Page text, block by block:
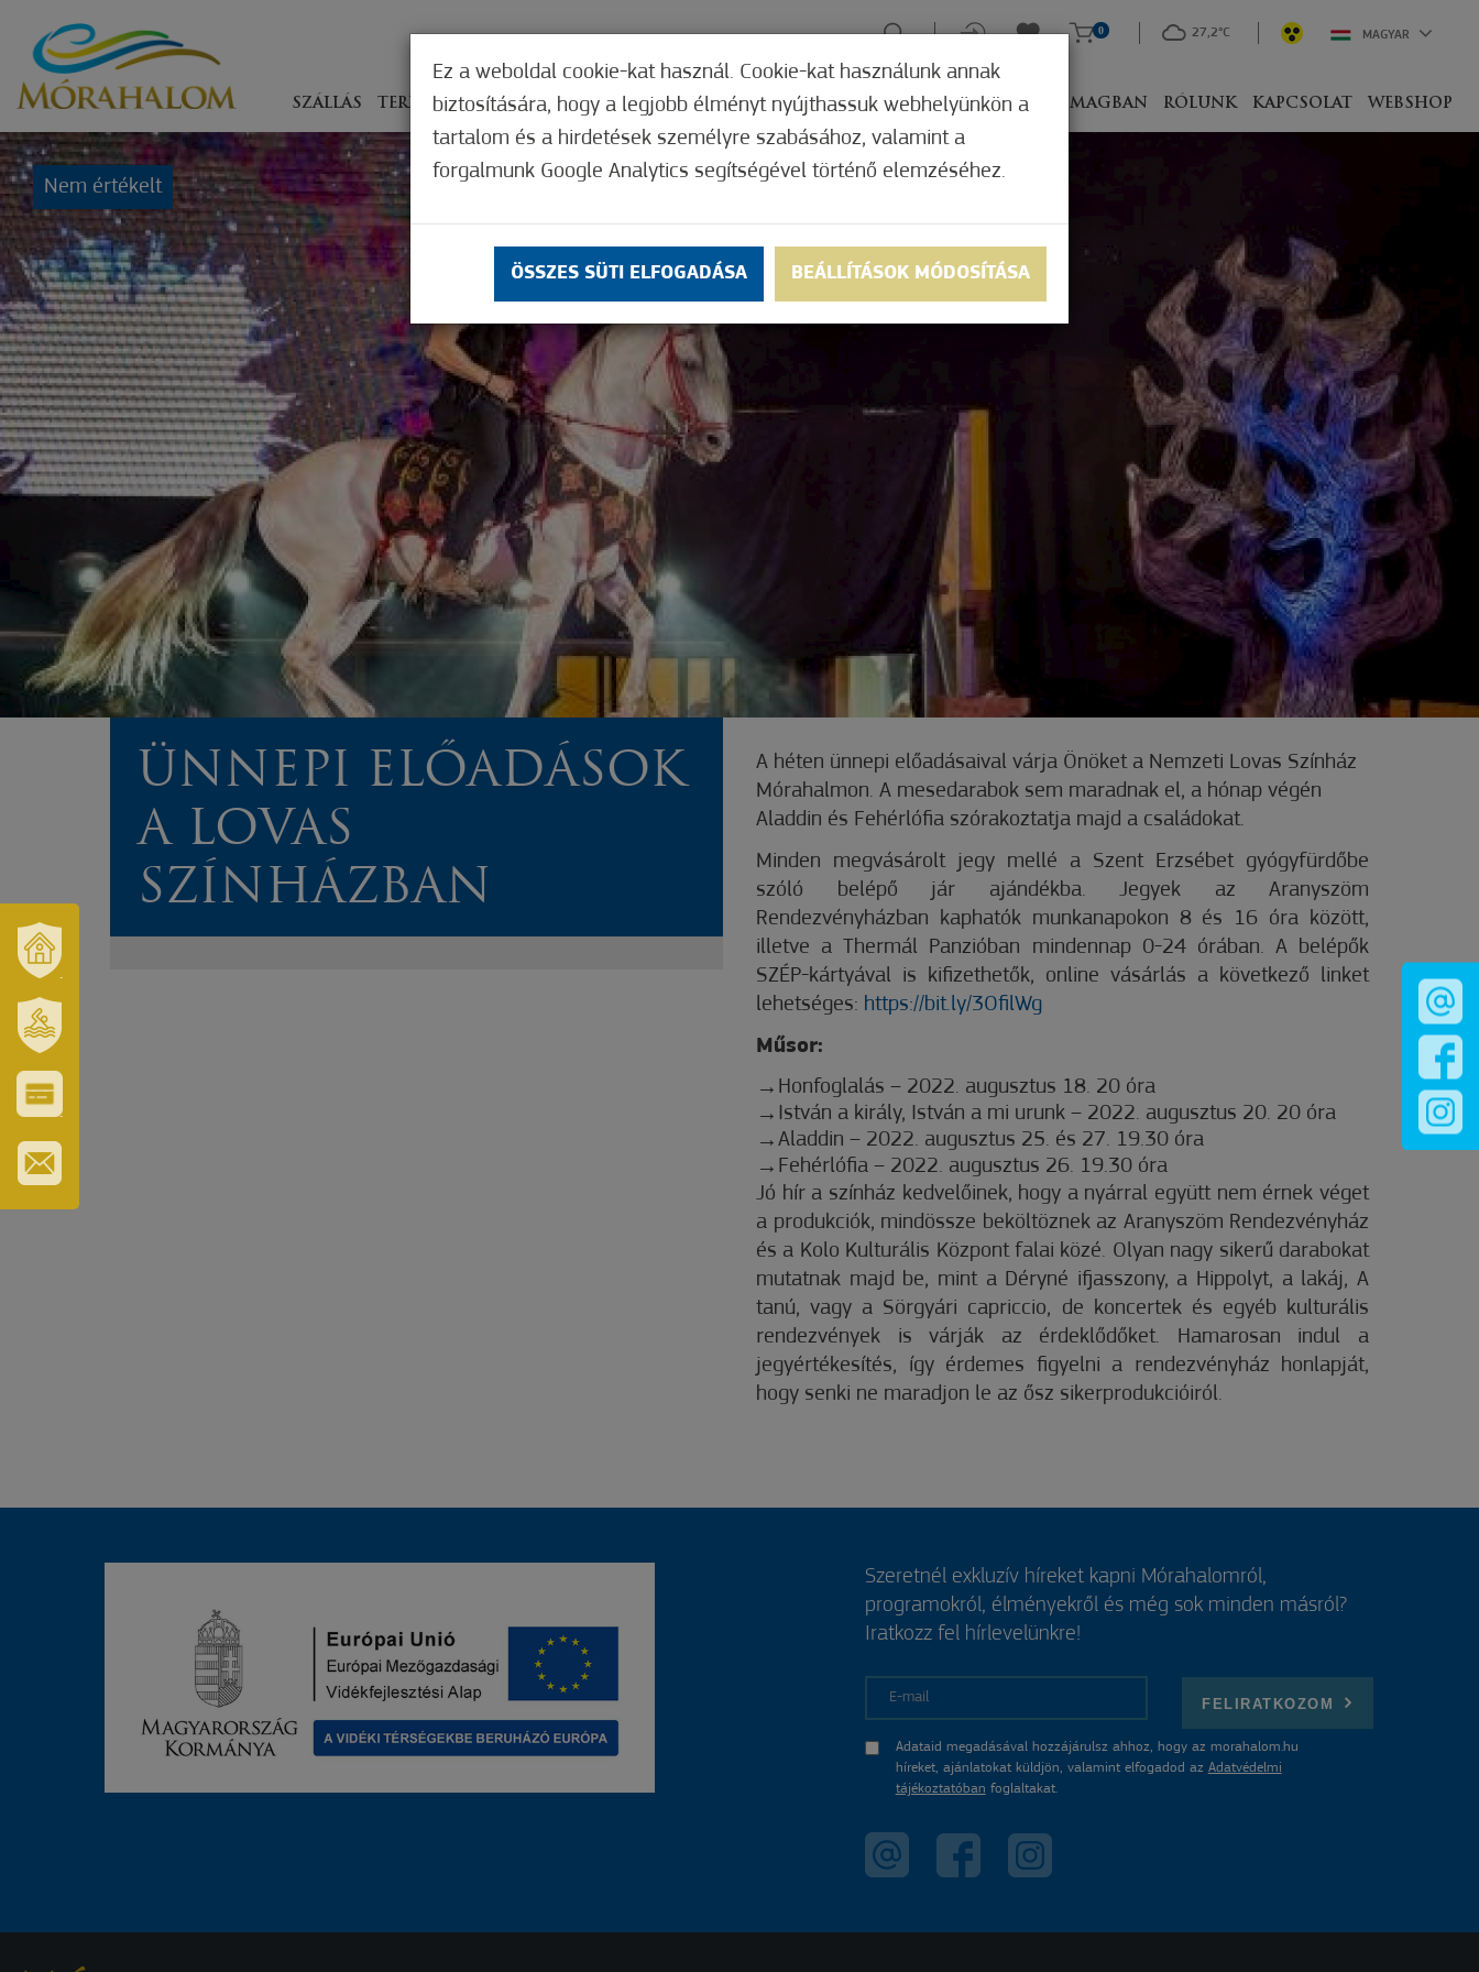
ÉS
TÉRSÉGÜNK
ERZSÉBET
GYÓGYFÜRDŐ
ÉS
TURISZTIKAI
KÁRTYA
SZÁLLÁS TERÍTÉKEN ÉLMÉNYSZERZÉS ZÖLD FÓKUSZ GYÓGYHELY MERRE, MIVEL CSOMAGBAN RÓLUNK KAPCSOLAT WEBSHOP
0 27,2°C MAGYAR
Nem értékelt
ÜNNEPI ELŐADÁSOK
A LOVAS
SZÍNHÁZBAN
A héten ünnepi előadásaival várja Önöket a Nemzeti Lovas Színház
Mórahalmon. A mesedarabok sem maradnak el, a hónap végén
Aladdin és Fehérlófia szórakoztatja majd a családokat.
Minden megvásárolt jegy mellé a Szent Erzsébet gyógyfürdőbe
szóló belépő jár ajándékba. Jegyek az Aranyszöm
Rendezvényházban kaphatók munkanapokon 8 és 16 óra között,
illetve a Thermál Panzióban mindennap 0-24 órában. A belépők
SZÉP-kártyával is kifizethetők, online vásárlás a következő linket
lehetséges: https://bit.ly/3OfilWg
Műsor:
Honfoglalás – 2022. augusztus 18. 20 óra
István a király, István a mi urunk – 2022. augusztus 20. 20 óra
Aladdin – 2022. augusztus 25. és 27. 19.30 óra
Fehérlófia – 2022. augusztus 26. 19.30 óra
Jó hír a színház kedvelőinek, hogy a nyárral együtt nem érnek véget
a produkciók, mindössze beköltöznek az Aranyszöm Rendezvényház
és a Kolo Kulturális Központ falai közé. Olyan nagy sikerű darabokat
mutatnak majd be, mint a Déryné ifjasszony, a Hippolyt, a lakáj, A
tanú, vagy a Sörgyári capriccio, de koncertek és egyéb kulturális
rendezvények is várják az érdeklődőket. Hamarosan indul a
jegyértékesítés, így érdemes figyelni a rendezvényház honlapját,
hogy senki ne maradjon le az ősz sikerprodukcióiról.
Ez a weboldal cookie-kat használ. Cookie-kat használunk annak
biztosítására, hogy a legjobb élményt nyújthassuk webhelyünkön a
tartalom és a hirdetések személyre szabásához, valamint a
forgalmunk Google Analytics segítségével történő elemzéséhez.
ÖSSZES SÜTI ELFOGADÁSA BEÁLLÍTÁSOK MÓDOSÍTÁSA
Szeretnél exkluzív híreket kapni Mórahalomról,
programokról, élményekről és még sok minden másról?
Iratkozz fel hírlevelünkre!
FELIRATKOZOM
Adataid megadásával hozzájárulsz ahhoz, hogy az morahalom.hu
híreket, ajánlatokat küldjön, valamint elfogadod az Adatvédelmi
tájékoztatóban foglaltakat.